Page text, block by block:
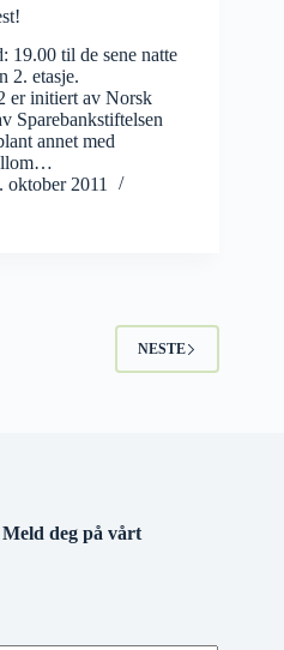
19.00 til de sene natte
2. etasje.
er initiert av Norsk
Sparebankstiftelsen
annet med
oktober 2011
NESTE
Meld deg på vårt